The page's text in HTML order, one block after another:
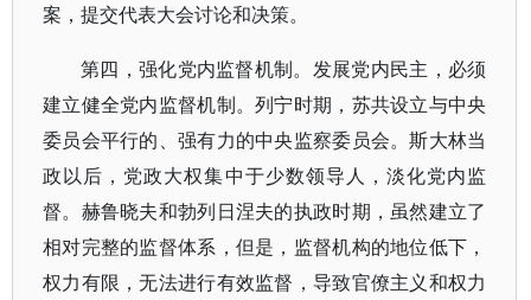
案，提交代表大会讨论和决策。
第四，强化党内监督机制。发展党内民主，必须
建立健全党内监督机制。列宁时期，苏共设立与中央
委员会平行的、强有力的中央监察委员会。斯大林当
政以后，党政大权集中于少数领导人，淡化党内监
督。赫鲁晓夫和勃列日涅夫的执政时期，虽然建立了
相对完整的监督体系，但是，监督机构的地位低下，
权力有限，无法进行有效监督，导致官僚主义和权力